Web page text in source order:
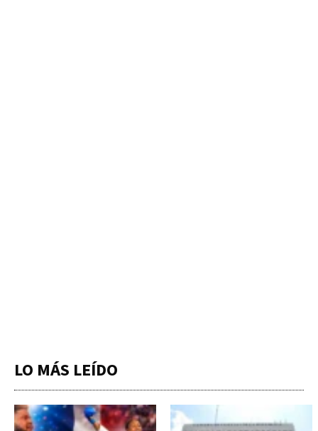
LO MÁS LEÍDO